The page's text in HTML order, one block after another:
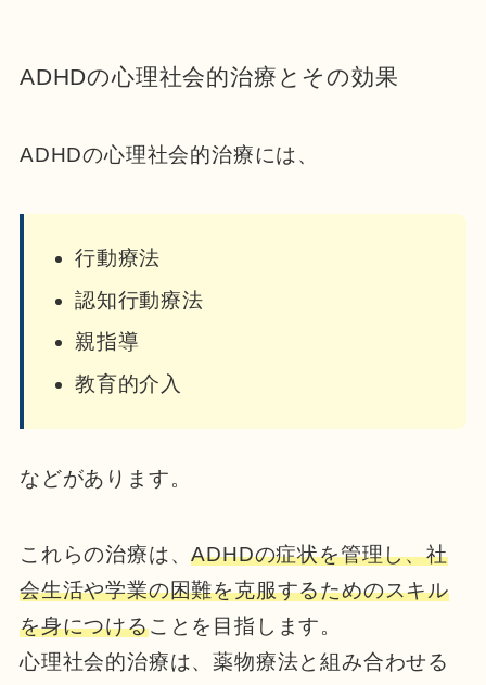
ADHDの心理社会的治療とその効果
ADHDの心理社会的治療には、
行動療法
認知行動療法
親指導
教育的介入
などがあります。
これらの治療は、ADHDの症状を管理し、社
会生活や学業の困難を克服するためのスキル
を身につけることを目指します。
心理社会的治療は、薬物療法と組み合わせる